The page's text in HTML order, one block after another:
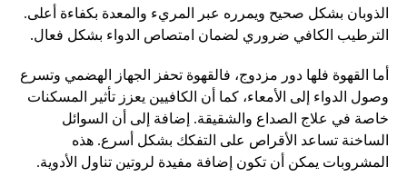
الذوبان بشكل صحيح ويمرره عبر المريء والمعدة بكفاءة أعلى.
الترطيب الكافي ضروري لضمان امتصاص الدواء بشكل فعال.
أما القهوة فلها دور مزدوج، فالقهوة تحفز الجهاز الهضمي وتسرع
وصول الدواء إلى الأمعاء، كما أن الكافيين يعزز تأثير المسكنات
خاصة في علاج الصداع والشقيقة. إضافة إلى أن السوائل
الساخنة تساعد الأقراص على التفكك بشكل أسرع. هذه
المشروبات يمكن أن تكون إضافة مفيدة لروتين تناول الأدوية.